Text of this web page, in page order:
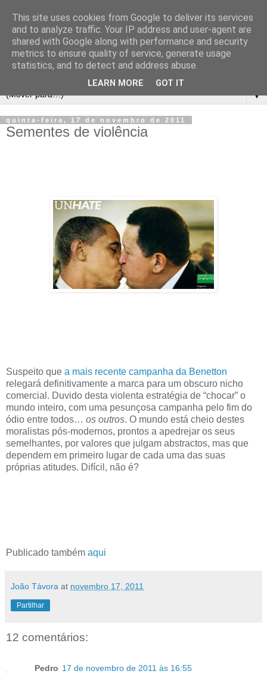
▼
quinta-feira, 17 de novembro de 2011
Sementes de violência
Suspeito que a mais recente campanha da Benetton
relegará definitivamente a marca para um obscuro nicho
comercial. Duvido desta violenta estratégia de “chocar” o
mundo inteiro, com uma pesunçosa campanha pelo fim do
ódio entre todos… os outros. O mundo está cheio destes
moralistas pós-modernos, prontos a apedrejar os seus
semelhantes, por valores que julgam abstractos, mas que
dependem em primeiro lugar de cada uma das suas
próprias atitudes. Difícil, não é?
Publicado também aqui
João Távora at novembro 17, 2011
Partilhar
12 comentários:
Pedro 17 de novembro de 2011 às 16:55
This site uses cookies from Google to deliver its services
and to analyze traffic. Your IP address and user-agent are
shared with Google along with performance and security
metrics to ensure quality of service, generate usage
statistics, and to detect and address abuse.
LEARN MORE GOT IT